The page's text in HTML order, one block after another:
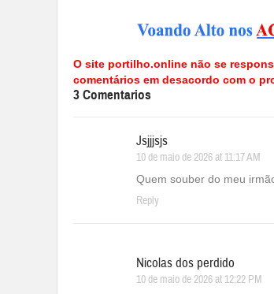
O site portilho.online não se
comentários em desacordo com o
3 Comentarios
Jsjjjsjs
10 de maio de 2026 at 11:17 AM
Quem souber do meu
Reply
Nicolas dos perdido
10 de maio de 2026 at 12:22 PM